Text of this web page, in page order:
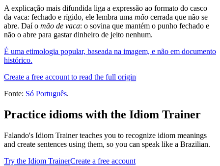
A explicação mais difundida liga a expressão ao formato do casco
da vaca: fechado e rígido, ele lembra uma mão cerrada que não se
abre. Daí o mão de vaca: o sovina que mantém o punho fechado e
não o abre para gastar dinheiro de jeito nenhum.
É uma etimologia popular, baseada na imagem, e não em documento
histórico.
Create a free account to read the full origin
Fonte: Só Português.
Practice idioms with the Idiom Trainer
Falando's Idiom Trainer teaches you to recognize idiom meanings
and create sentences using them, so you can speak like a Brazilian.
Try the Idiom TrainerCreate a free account